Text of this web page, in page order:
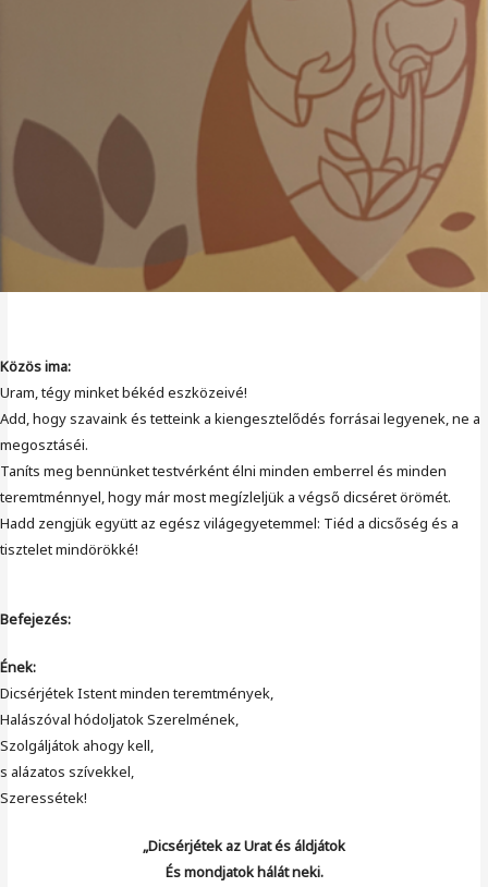
Közös ima:
Uram, tégy minket békéd eszközeivé!
Add, hogy szavaink és tetteink a kiengesztelődés forrásai legyenek, ne a
megosztáséi.
Taníts meg bennünket testvérként élni minden emberrel és minden
teremtménnyel, hogy már most megízleljük a végső dicséret örömét.
Hadd zengjük együtt az egész világegyetemmel: Tiéd a dicsőség és a
tisztelet mindörökké!
Befejezés:
Ének:
Dicsérjétek Istent minden teremtmények,
Halászóval hódoljatok Szerelmének,
Szolgáljátok ahogy kell,
s alázatos szívekkel,
Szeressétek!
„Dicsérjétek az Urat és áldjátok
És mondjatok hálát neki.